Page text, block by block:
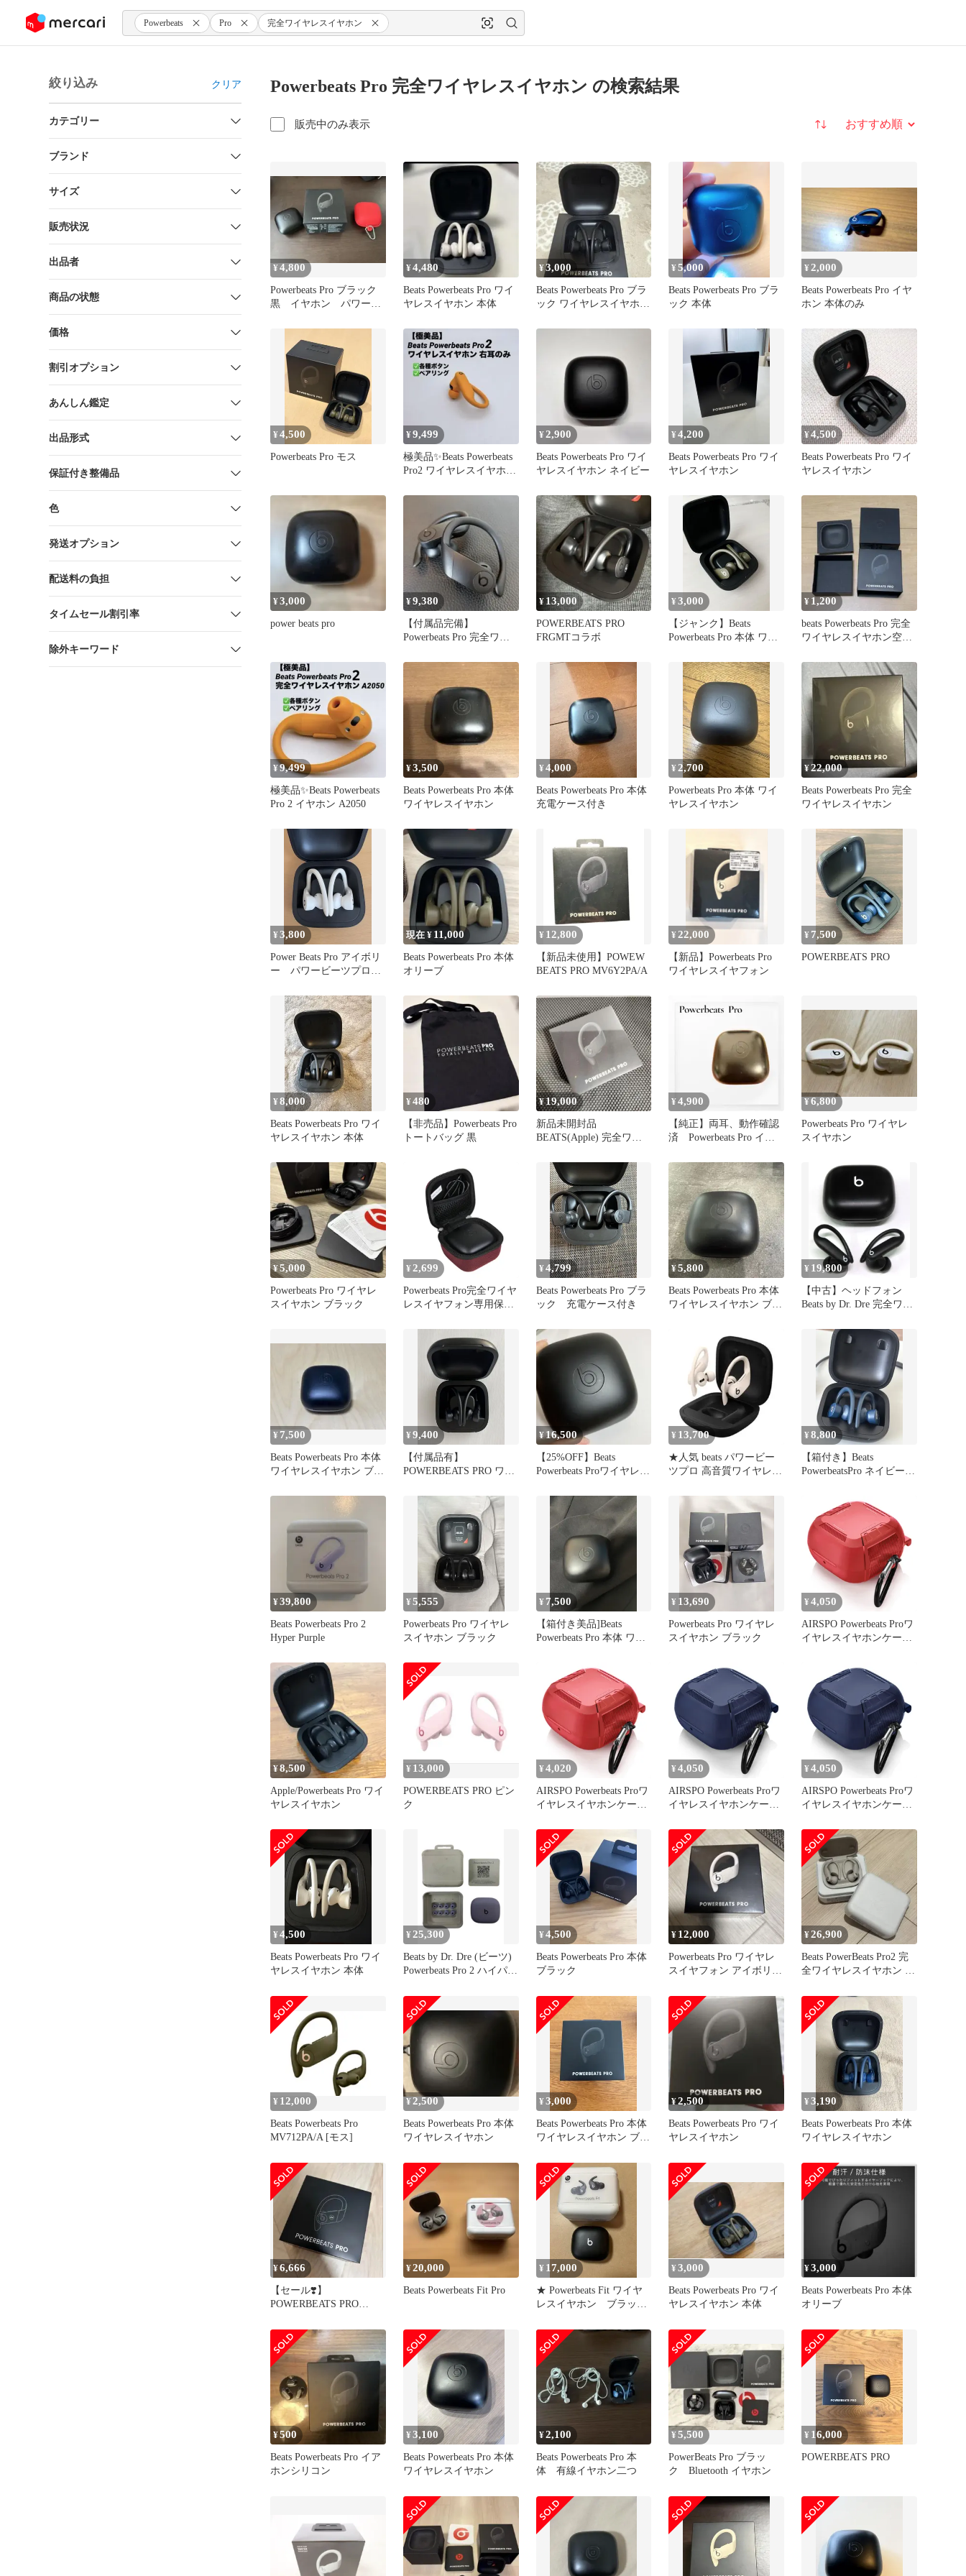
ツにスキップ Powerbeats Pro 完全ワイヤレスイヤホン
絞り込み クリア
カテゴリー
ブランド
サイズ
販売状況
出品者
商品の状態
価格
割引オプション
あんしん鑑定
出品形式
保証付き整備品
色
発送オプション
配送料の負担
タイムセール割引率
除外キーワード
Powerbeats Pro 完全ワイヤレスイヤホン の検索結果
販売中のみ表示 並び替え
¥4,800
Powerbeats Pro ブラック
黒 イヤホン パワービ
¥4,480
Beats Powerbeats Pro ワイ
ヤレスイヤホン 本体
¥3,000
Beats Powerbeats Pro ブラ
ック ワイヤレスイヤホン
¥5,000
Beats Powerbeats Pro ブラ
ック 本体
¥ 2,000
Beats Powerbeats Pro イヤ
ホン 本体のみ
¥4,500
Powerbeats Pro モス
¥9,499
極美品✨Beats Powerbeats
Pro2 ワイヤレスイヤホン
¥2,900
Beats Powerbeats Pro ワイ
ヤレスイヤホン ネイビー
¥4,200
Beats Powerbeats Pro ワイ
ヤレスイヤホン
¥4,500
Beats Powerbeats Pro ワイ
ヤレスイヤホン
¥3,000
power beats pro
¥9,380
​【付属品完備】
Powerbeats Pro 完全ワイ
¥ 13,000
POWERBEATS PRO
FRGMTコラボ
¥3,000
【ジャンク】Beats
Powerbeats Pro 本体 ワイ
¥ 1,200
beats Powerbeats Pro 完全
ワイヤレスイヤホン空箱
¥9,499
極美品✨Beats Powerbeats
Pro 2 イヤホン A2050
¥3,500
Beats Powerbeats Pro 本体
ワイヤレスイヤホン
¥4,000
Beats Powerbeats Pro 本体
充電ケース付き
¥ 2,700
Powerbeats Pro 本体 ワイ
ヤレスイヤホン
¥22,000
Beats Powerbeats Pro 完全
ワイヤレスイヤホン
¥3,800
Power Beats Pro アイボリ
ー パワービーツプロ完
現在 ¥ 11,000
Beats Powerbeats Pro 本体
オリーブ
¥ 12,800
【新品未使用】POWEW
BEATS PRO MV6Y2PA/A
¥ 22,000
【新品】Powerbeats Pro
ワイヤレスイヤフォン
¥ 7,500
POWERBEATS PRO
¥8,000
Beats Powerbeats Pro ワイ
ヤレスイヤホン 本体
¥480
【非売品】Powerbeats Pro
トートバッグ 黒
¥19,000
新品未開封品
BEATS(Apple) 完全ワイ
¥4,900
【純正】両耳、動作確認
済 Powerbeats Pro イヤ
¥6,800
Powerbeats Pro ワイヤレ
スイヤホン
¥5,000
Powerbeats Pro ワイヤレ
スイヤホン ブラック
¥ 2,699
Powerbeats Pro完全ワイヤ
レスイヤフォン専用保護
ス-Hermitshell (レッド)
¥4,799
Beats Powerbeats Pro ブラ
ック 充電ケース付き
¥5,800
Beats Powerbeats Pro 本体
ワイヤレスイヤホン ブラ
¥ 19,800
【中古】ヘッドフォン
Beats by Dr. Dre 完全ワイ
Powerbeats Pro 2 (ジェッ
トブラック)
[MX723PA/A]
¥ 7,500
Beats Powerbeats Pro 本体
ワイヤレスイヤホン ブラ
¥9,400
【付属品有】
POWERBEATS PRO ワイ
¥16,500
【25%OFF】Beats
Powerbeats Proワイヤレス
¥ 13,700
★人気 beats パワービー
ツプロ 高音質ワイヤレス
¥8,800
【箱付き】Beats
PowerbeatsPro ネイビー
¥39,800
Beats Powerbeats Pro 2
Hyper Purple
¥5,555
Powerbeats Pro ワイヤレ
スイヤホン ブラック
¥ 7,500
【箱付き美品]Beats
Powerbeats Pro 本体 ワイ
¥ 13,690
Powerbeats Pro ワイヤレ
スイヤホン ブラック
¥ 4,050
AIRSPO Powerbeats Proワ
イヤレスイヤホンケース
ンPowerbeats Pro用(レッ
ド) [レッド]
¥8,500
Apple/Powerbeats Pro ワイ
ヤレスイヤホン
¥ 13,000
POWERBEATS PRO ピン
ク
¥ 4,020
AIRSPO Powerbeats Proワ
イヤレスイヤホンケース
ルボディ保護カバースキ
ンPowerbeats Pro用(レッ
ド) [レッド]
¥ 4,050
AIRSPO Powerbeats Proワ
イヤレスイヤホンケース
ルボディ保護カバースキ
ン Powerbeats Pro用(ネイ
ビー) [ネイビー]
¥ 4,050
AIRSPO Powerbeats Proワ
イヤレスイヤホンケース
ルボディ保護カバースキ
ン Powerbeats Pro用(ネイ
ビー) [ネイビー]
¥4,500
Beats Powerbeats Pro ワイ
ヤレスイヤホン 本体
¥25,300
Beats by Dr. Dre (ビーツ)
Powerbeats Pro 2 ハイパフ
イヤレス ノイズキャンセ
リング MX753PA ハイパ
ーパープル 家電
¥4,500
Beats Powerbeats Pro 本体
ブラック
¥ 12,000
Powerbeats Pro ワイヤレ
スイヤフォン アイボリ
¥26,900
Beats PowerBeats Pro2 完
全ワイヤレスイヤホン ベ
¥ 12,000
Beats Powerbeats Pro
MV712PA/A [モス]
¥2,500
Beats Powerbeats Pro 本体
ワイヤレスイヤホン
¥3,000
Beats Powerbeats Pro 本体
ワイヤレスイヤホン ブラ
¥2,500
Beats Powerbeats Pro ワイ
ヤレスイヤホン
¥3,190
Beats Powerbeats Pro 本体
ワイヤレスイヤホン
¥6,666
【セール❣️】
POWERBEATS PRO
¥20,000
Beats Powerbeats Fit Pro
¥ 17,000
★ Powerbeats Fit ワイヤ
レスイヤホン ブラック
¥3,000
Beats Powerbeats Pro ワイ
ヤレスイヤホン 本体
¥3,000
Beats Powerbeats Pro 本体
オリーブ
¥500
Beats Powerbeats Pro イア
ホンシリコン
¥3,100
Beats Powerbeats Pro 本体
ワイヤレスイヤホン
¥2,100
Beats Powerbeats Pro 本
体 有線イヤホン二つ
¥5,500
PowerBeats Pro ブラッ
ク Bluetooth イヤホン
¥ 16,000
POWERBEATS PRO